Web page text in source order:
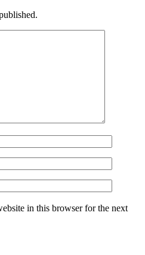
in this browser for the next